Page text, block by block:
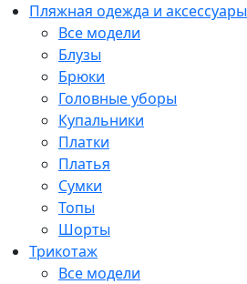
Пляжная одежда и аксессуары
Все модели
Блузы
Брюки
Головные уборы
Купальники
Платки
Платья
Сумки
Топы
Шорты
Трикотаж
Все модели